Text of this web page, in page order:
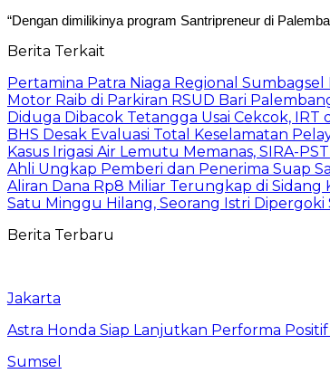
“Dengan dimilikinya program Santripreneur di
Berita Terkait
Pertamina Patra Niaga Regional
Motor Raib di Parkiran RSUD Bari
Diduga Dibacok Tetangga Usai Cekcok,
BHS Desak Evaluasi Total Keselamatan
Kasus Irigasi Air Lemutu Memanas, SIRA-
Ahli Ungkap Pemberi dan Penerima Suap
Aliran Dana Rp8 Miliar Terungkap di
Satu Minggu Hilang, Seorang Istri
Berita Terbaru
Jakarta
Astra Honda Siap Lanjutkan Performa
Sumsel